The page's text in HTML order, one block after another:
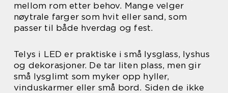
mellom rom etter behov. Mange velger
nøytrale farger som hvit eller sand, som
passer til både hverdag og fest.
Telys i LED er praktiske i små lysglass, lyshus
og dekorasjoner. De tar liten plass, men gir
små lysglimt som myker opp hyller,
vinduskarmer eller små bord. Siden de ikke